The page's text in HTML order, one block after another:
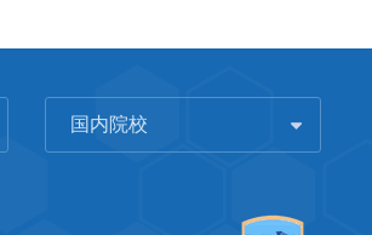
国内院校